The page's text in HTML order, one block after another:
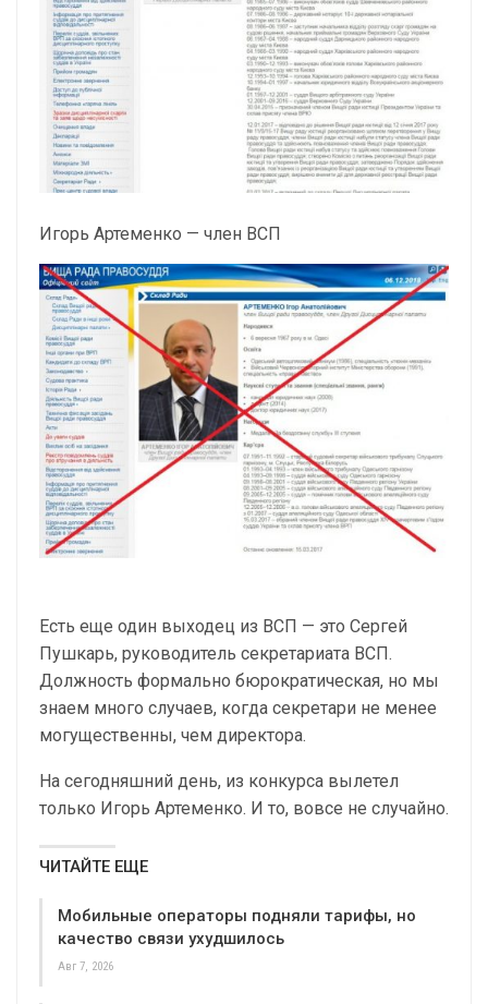
Игорь Артеменко — член ВСП
Есть еще один выходец из ВСП — это Сергей
Пушкарь, руководитель секретариата ВСП.
Должность формально бюрократическая, но мы
знаем много случаев, когда секретари не менее
могущественны, чем директора.
На сегодняшний день, из конкурса вылетел
только Игорь Артеменко. И то, вовсе не случайно.
ЧИТАЙТЕ ЕЩЕ
Мобильные операторы подняли тарифы, но
качество связи ухудшилось
Авг 7, 2026